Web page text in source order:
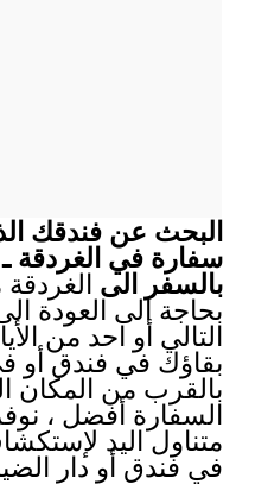
البحث عن فندقك
سفارة في الغردقة
بالسفر الى
بحاجة الى العودة
التالي أو احد من
بقاؤك في فندق أو
بالقرب من المكان
السفارة أفضل ،
متناول اليد
في فندق أو دار